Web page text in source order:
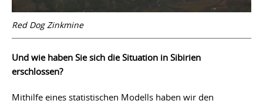
Red Dog Zinkmine
Und wie haben Sie sich die Situation in Sibirien
erschlossen?
Mithilfe eines statistischen Modells haben wir den